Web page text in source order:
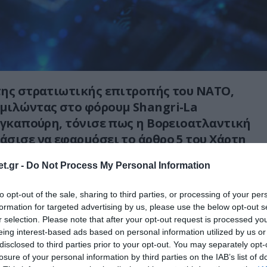
- Do Not Process My Personal Information
opt-out of the sale, sharing to third parties, or processing of your
for targeted advertising by us, please use the below opt-out
selection. Please note that after your opt-out request is processed
interest-based ads based on personal information utilized by us
to third parties prior to your opt-out. You may separately
of your personal information by third parties on the IAB’s list of
στρατιωτικής επιτροπής του ΝΑΤΟ,
στο φόρουμ Shangri-La
τόνισε πως η Βορειοατλαντική
να εφαρμόσει το άρθρο 5 του Χάρτη
σε χώρες-μέλη.
συμφωνήσει με όλους τους συμμάχους
μια κυβερνοεπίθεση θα μπορούσε να γίνει…
του άρθρου 5», είπε ο Μπάουερ.
το άρθρο 5 της Συνθήκης αφορά τη